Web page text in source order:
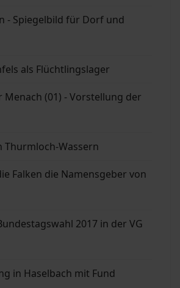
- Spiegelbild für Dorf und
als Flüchtlingslager
Menach (01) - Vorstellung der
Thurmloch-Wassern
Falken die Namensgeber von
2017 in der VG
in Haselbach mit Fund